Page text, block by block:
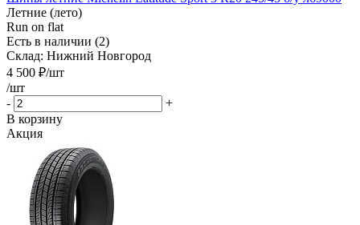
Летние (лето)
Run on flat
Есть в наличии (2)
Склад: Нижний Новгород
4 500 ₽/шт
/шт
-
+
В корзину
Акция